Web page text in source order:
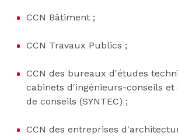
CCN Bâtiment ;
CCN Travaux Publics ;
CCN des bureaux d'études
cabinets d'ingénieurs-conseils et
de conseils (SYNTEC) ;
CCN des entreprises